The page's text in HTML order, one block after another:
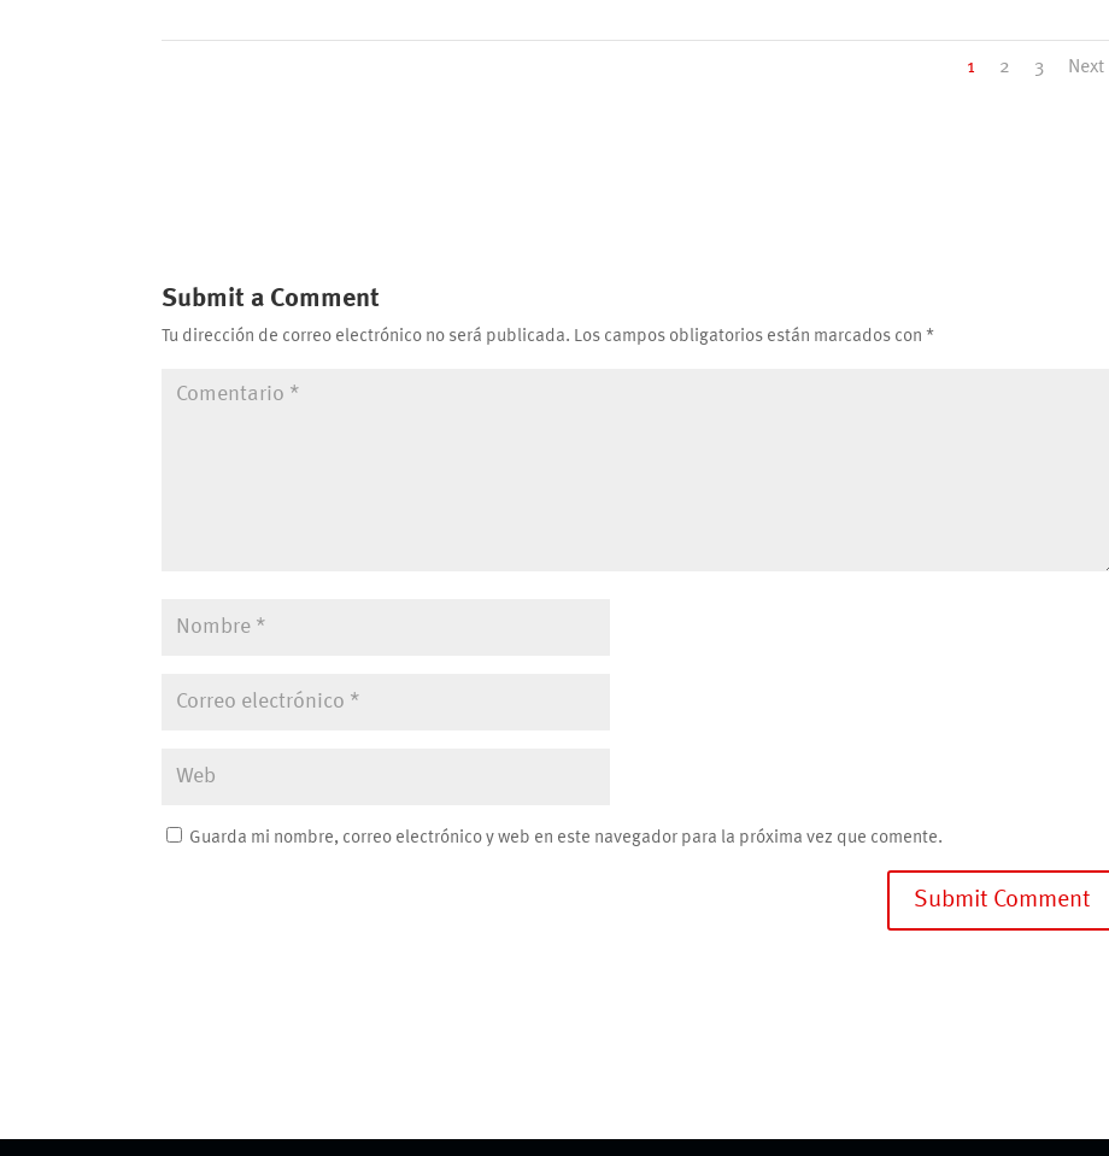
1 2 3 Next
Submit a Comment
Tu dirección de correo electrónico no será publicada. Los campos obligatorios están marcados con*
Guarda mi nombre, correo electrónico y web en este navegador para la próxima vez que comente.